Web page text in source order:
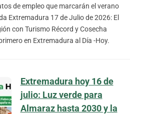
de empleo que marcarán el verano
Extremadura 17 de Julio de 2026: El
con Turismo Récord y Cosecha
en Extremadura al Día -Hoy.
Extremadura hoy 16 de
julio: Luz verde para
Almaraz hasta 2030 y la